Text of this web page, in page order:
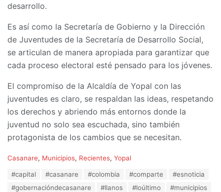
desarrollo.
Es así como la Secretaría de Gobierno y la Dirección
de Juventudes de la Secretaría de Desarrollo Social,
se articulan de manera apropiada para garantizar que
cada proceso electoral esté pensado para los jóvenes.
El compromiso de la Alcaldía de Yopal con las
juventudes es claro, se respaldan las ideas, respetando
los derechos y abriendo más entornos donde la
juventud no solo sea escuchada, sino también
protagonista de los cambios que se necesitan.
C
Casanare, Municipios, Recientes, Yopal
#capital #casanare #colombia #comparte
#esnoticia
#gobernacióndecasanare
#llanos #loúltimo
#municipios